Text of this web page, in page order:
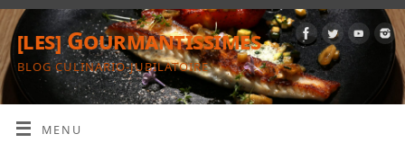
[les] Gourmantissimes
BLOG CULINARIO-JUBILATOIRE
MENU